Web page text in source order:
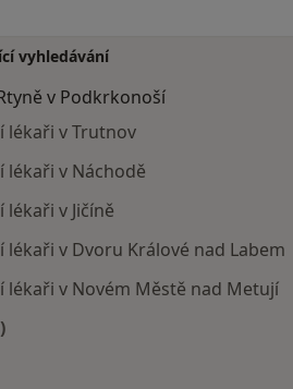
vyhledávání
v Podkrkonoší
lékaři v Trutnov
lékaři v Náchodě
lékaři v Jičíně
lékaři v Dvoru Králové nad Labem
lékaři v Novém Městě nad Metují